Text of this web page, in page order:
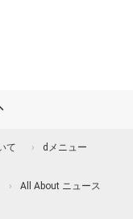
て dメニュー
All About ニュース